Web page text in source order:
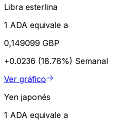
Libra esterlina
1 ADA equivale a
0,149099 GBP
+0.0236 (18.78%) Semanal
Ver gráfico
Yen japonés
1 ADA equivale a